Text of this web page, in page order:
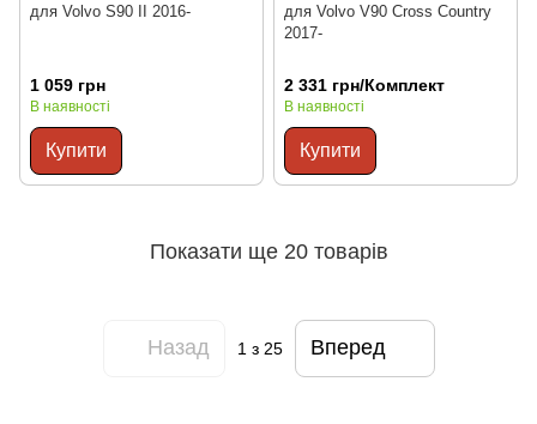
для Volvo S90 II 2016-
1 059 грн
В наявності
Купити
для Volvo V90 Cross Country
2017-
2 331 грн/Комплект
В наявності
Купити
Показати ще 20 товарів
Назад 1 з 25 Вперед